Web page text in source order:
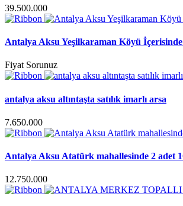
39.500.000
Antalya Aksu Yeşilkaraman Köyü İçerisinde
Fiyat Sorunuz
antalya aksu altıntaşta satılık imarlı arsa
7.650.000
Antalya Aksu Atatürk mahallesinde 2 adet
12.750.000